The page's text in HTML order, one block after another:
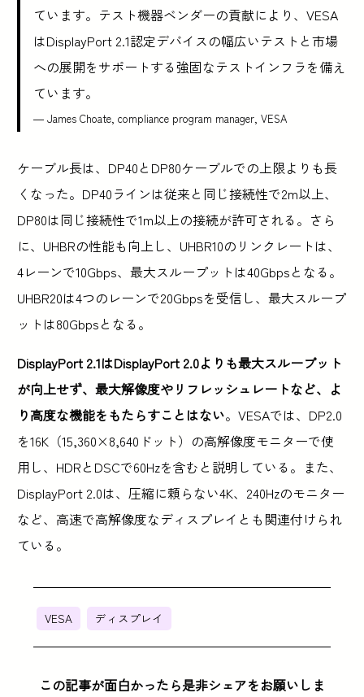
ています。テスト機器ベンダーの貢献により、VESA
はDisplayPort 2.1認定デバイスの幅広いテストと市場
への展開をサポートする強固なテストインフラを備え
ています。
— James Choate, compliance program manager, VESA
ケーブル長は、DP40とDP80ケーブルでの上限よりも長
くなった。DP40ラインは従来と同じ接続性で2m以上、
DP80は同じ接続性で1m以上の接続が許可される。さら
に、UHBRの性能も向上し、UHBR10のリンクレートは、
4レーンで10Gbps、最大スループットは40Gbpsとなる。
UHBR20は4つのレーンで20Gbpsを受信し、最大スループ
ットは80Gbpsとなる。
DisplayPort 2.1はDisplayPort 2.0よりも最大スループット
が向上せず、最大解像度やリフレッシュレートなど、よ
り高度な機能をもたらすことはない。VESAでは、DP2.0
を16K（15,360×8,640ドット）の高解像度モニターで使
用し、HDRとDSCで60Hzを含むと説明している。また、
DisplayPort 2.0は、圧縮に頼らない4K、240Hzのモニター
など、高速で高解像度なディスプレイとも関連付けられ
ている。
VESA ディスプレイ
この記事が面白かったら是非シェアをお願いしま